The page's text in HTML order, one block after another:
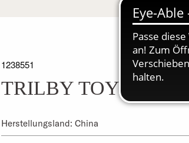
1238551
TRILBY TOYO
Herstellungsland: China